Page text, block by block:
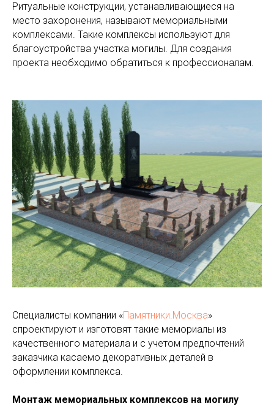
Ритуальные конструкции, устанавливающиеся на
место захоронения, называют мемориальными
комплексами. Такие комплексы используют для
благоустройства участка могилы. Для создания
проекта необходимо обратиться к профессионалам.
Специалисты компании «Памятники.Москва»
спроектируют и изготовят такие мемориалы из
качественного материала и с учетом предпочтений
заказчика касаемо декоративных деталей в
оформлении комплекса.
Монтаж мемориальных комплексов на могилу